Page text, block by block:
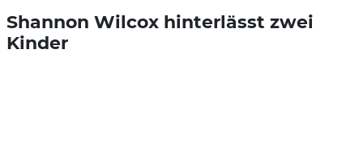
Shannon Wilcox hinterlässt zwei
Kinder